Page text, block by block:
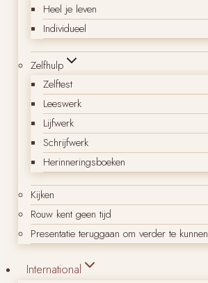
Heel je leven
Individueel
Zelfhulp
Zelftest
Leeswerk
Lijfwerk
Schrijfwerk
Herinneringsboeken
Kijken
Rouw kent geen tijd
Presentatie teruggaan om verder te kunnen
International